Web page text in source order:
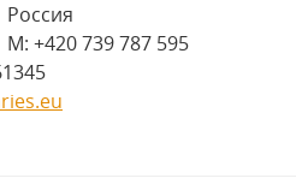
Россия
М: +420 739 787 595